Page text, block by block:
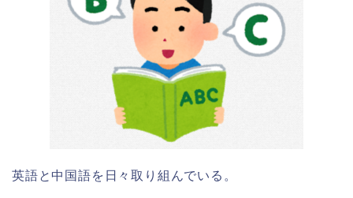
英語と中国語を日々取り組んでいる。